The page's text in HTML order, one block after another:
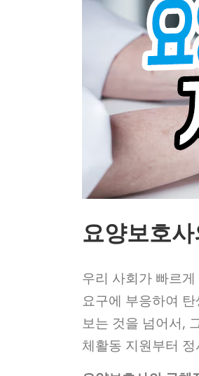
요양보호
우리 사회가 빠르
요구에 부응하여
보는 것을 넘어서,
체활동 지원부터